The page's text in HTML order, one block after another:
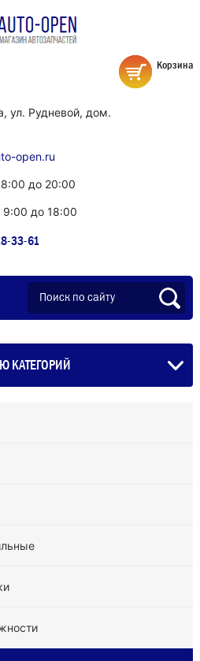
ул. Рудневой, дом.
open.ru
до 20:00
9:00 до 18:00
33-61
Корзина
КАТЕГОРИЙ